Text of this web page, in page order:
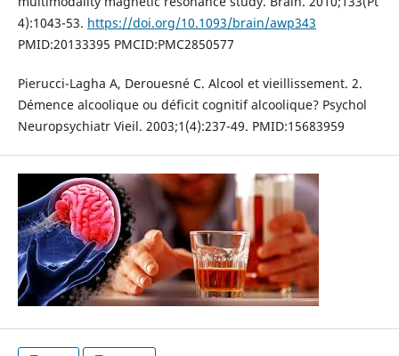
4):1043-53. https://doi.org/10.1093/brain/awp343
PMID:20133395 PMCID:PMC2850577
Pierucci-Lagha A, Derouesné C. Alcool et vieillissement. 2.
Démence alcoolique ou déficit cognitif alcoolique? Psychol
Neuropsychiatr Vieil. 2003;1(4):237-49. PMID:15683959